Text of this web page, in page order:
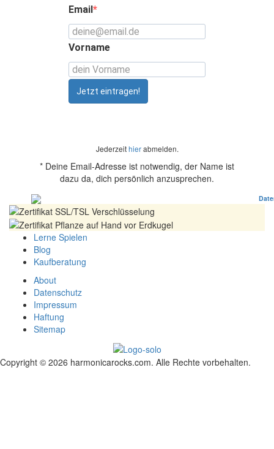
Email
Vorname
Jetzt eintragen!
Jederzeithierabmelden.
* Deine Email-Adresse ist notwendig, der Name ist
dazu da, dich persönlich anzusprechen.
: Garantiert nach strengem EU-
Lerne Spielen
Blog
Kaufberatung
About
Datenschutz
Impressum
Haftung
Sitemap
Copyright © 2026 harmonicarocks.com. Alle Rechte vorbehalten.